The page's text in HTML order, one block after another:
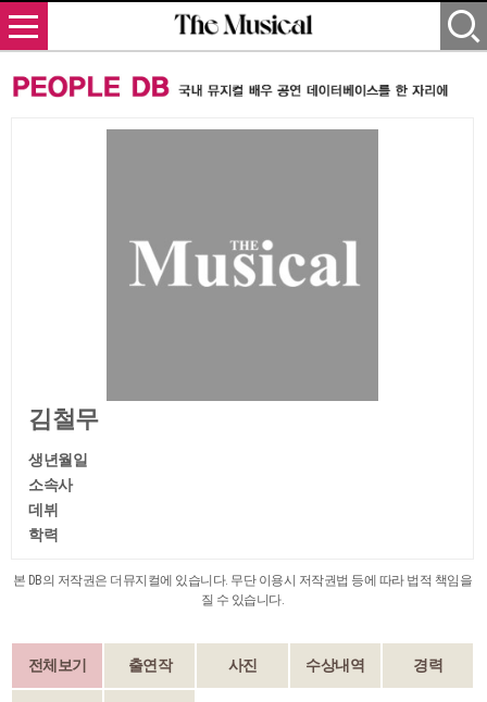
김철무
생년월일
소속사
데뷔
학력
본 DB의 저작권은 더뮤지컬에 있습니다. 무단 이용시 저작권법 등에 따라 법적 책임을
질 수 있습니다.
전체보기 출연작 사진 수상내역 경력